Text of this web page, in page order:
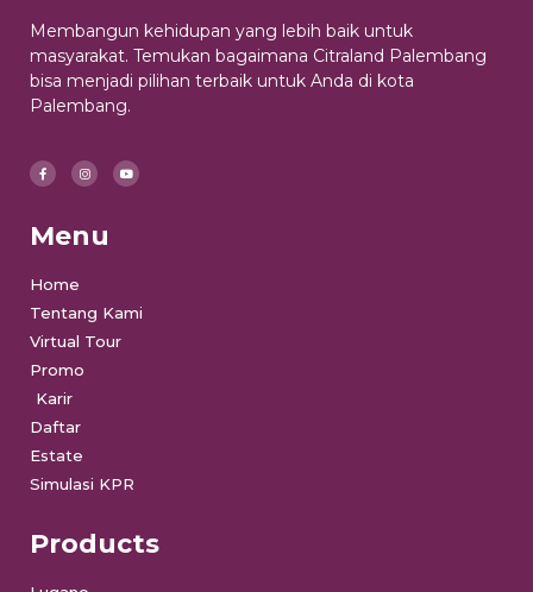
Membangun kehidupan yang lebih baik untuk
masyarakat. Temukan bagaimana Citraland Palembang
bisa menjadi pilihan terbaik untuk Anda di kota
Palembang.
Menu
Home
Tentang Kami
Virtual Tour
Promo
Karir
Daftar
Estate
Simulasi KPR
Products